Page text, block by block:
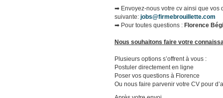
➡ Envoyez-nous votre cv ainsi que vos
suivante: jobs@firmebrouillette.com
➡ Pour toutes questions : Florence
Nous souhaitons faire votre
Plusieurs options s’offrent à vous :
Postuler directement en ligne
Poser vos questions à Florence
Ou nous faire parvenir votre CV pour